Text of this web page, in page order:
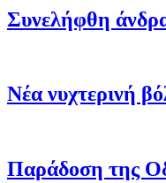
Συνελήφθη
Νέα νυχτερινή
Παράδοση της